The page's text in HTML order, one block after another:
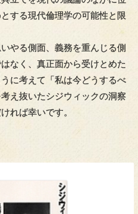
する現代倫理学の可能性と限
やる側面、義務を重んじる側
なく、真正面から受けとめた
に考えて「私は今どうするべ
え抜いたシジウィックの洞察
れば幸いです。